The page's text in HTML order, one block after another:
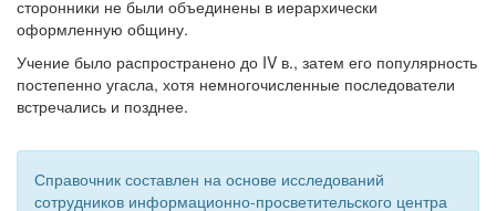
см. календарь
Обратная связь
сторонники не были объединены в иерархически
оформленную общину.
Учение было распространено до IV в., затем его популярность
постепенно угасла, хотя немногочисленные последователи
встречались и позднее.
Справочник составлен на основе исследований
сотрудников информационно-просветительского центра